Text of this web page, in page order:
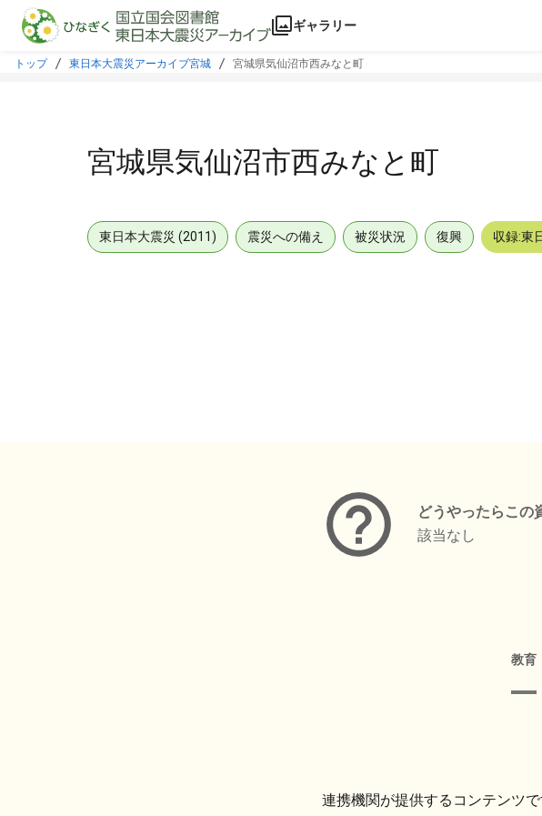
本文に飛ぶ
ギャラリー
トップ 東日本大震災アーカイブ宮城 宮城県気仙沼市西みなと町
宮城県気仙沼市西みなと町
東日本大震災 (2011) 震災への備え 被災状況 復興 収録:東
どうやったらこの
該当なし
教育
連携機関が提供するコンテンツで